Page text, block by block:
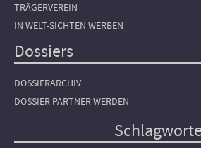
TRÄGERVEREIN
IN WELT-SICHTEN WERBEN
Dossiers
DOSSIERARCHIV
DOSSIER-PARTNER WERDEN
Schlagworte